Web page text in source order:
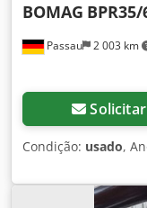
para todos os
Passau 2 003 km
BOMAG BPR35/
Solicitar
Condição: usado,